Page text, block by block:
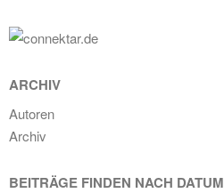
ARCHIV
Autoren
Archiv
BEITRÄGE FINDEN NACH DATUM